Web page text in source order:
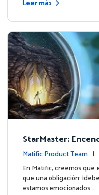
Leer más
StarMaster:
endizaje a través
a
Matific Product Team
de la plataforma
En Matific, creemos que
que una obligación:
estamos emocionados …